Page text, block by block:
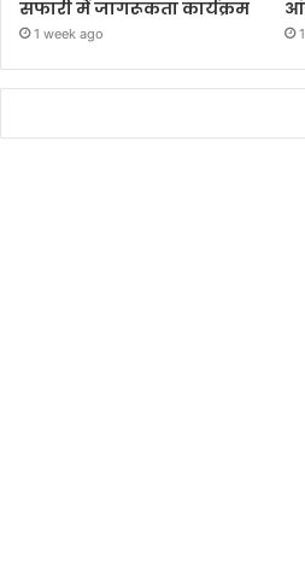
सफारी में जागरूकता कार्यक्रम
1 week ago